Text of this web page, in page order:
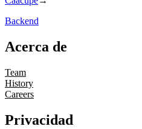
Backend
Acerca de
Team
History
Careers
Privacidad